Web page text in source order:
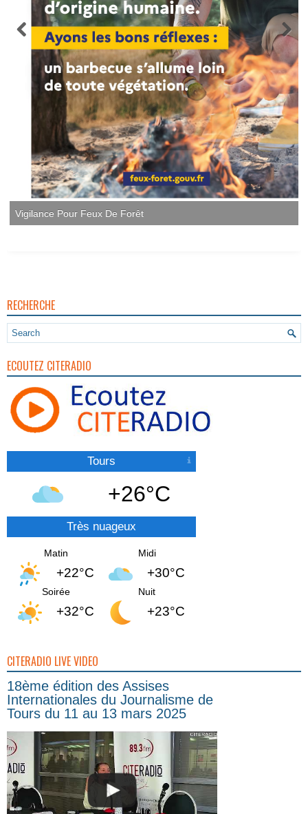
RECHERCHE
ECOUTEZ CITERADIO
Tours
+26°C
Très nuageux
Matin
+22°C
Midi
+30°C
Soirée
+32°C
Nuit
+23°C
CITERADIO LIVE VIDEO
18ème édition des Assises
Internationales du Journalisme de
Tours du 11 au 13 mars 2025